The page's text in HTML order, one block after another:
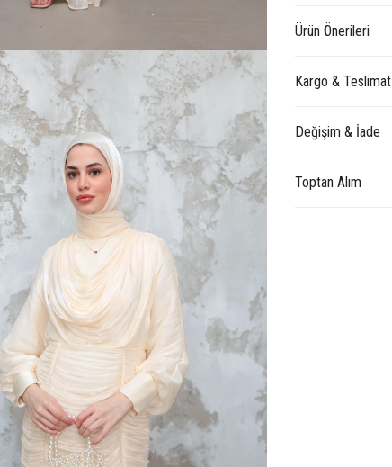
Ürün Önerileri
Kargo & Teslimat
Değişim & İade
Toptan Alım